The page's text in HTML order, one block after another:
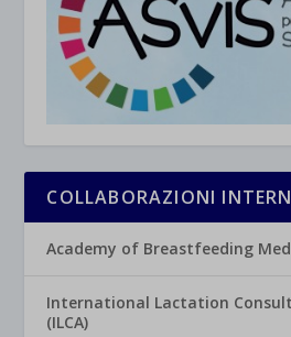
COLLABORAZIONI
Academy of Breastfeeding
International Lactation
(ILCA)